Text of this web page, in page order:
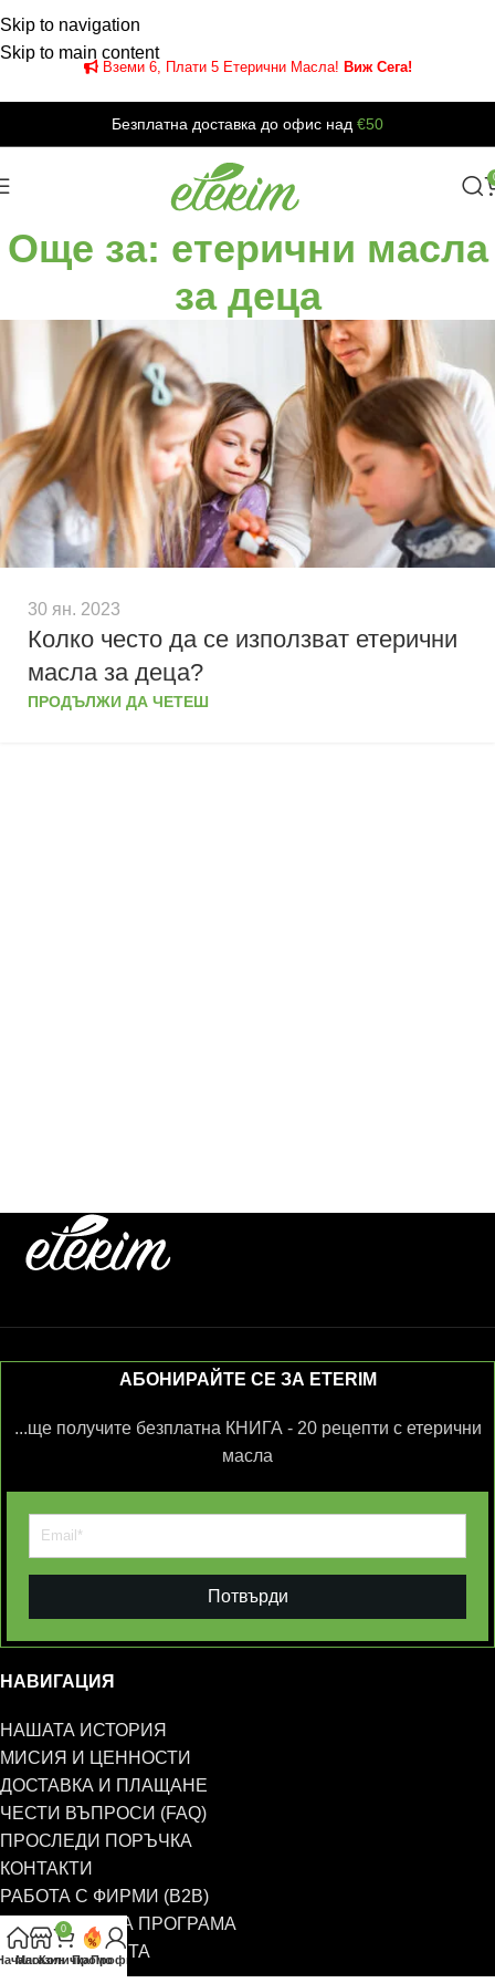
Skip to navigation
Skip to main content
Вземи 6, Плати 5 Етерични Масла! Виж Сега!
Безплатна доставка до офис над €50
Още за: етерични масла
за деца
30 ян. 2023
Колко често да се използват етерични
масла за деца?
ПРОДЪЛЖИ ДА ЧЕТЕШ
АБОНИРАЙТЕ СЕ ЗА ETERIM
...ще получите безплатна КНИГА - 20 рецепти с етерични
масла
Потвърди
НАВИГАЦИЯ
НАШАТА ИСТОРИЯ
МИСИЯ И ЦЕННОСТИ
ДОСТАВКА И ПЛАЩАНЕ
ЧЕСТИ ВЪПРОСИ (FAQ)
ПРОСЛЕДИ ПОРЪЧКА
КОНТАКТИ
РАБОТА С ФИРМИ (B2B)
ПАРТНЬОРСКА ПРОГРАМА
КАРТА НА САЙТА
Магазин
0
КоличкаПромоПрофил